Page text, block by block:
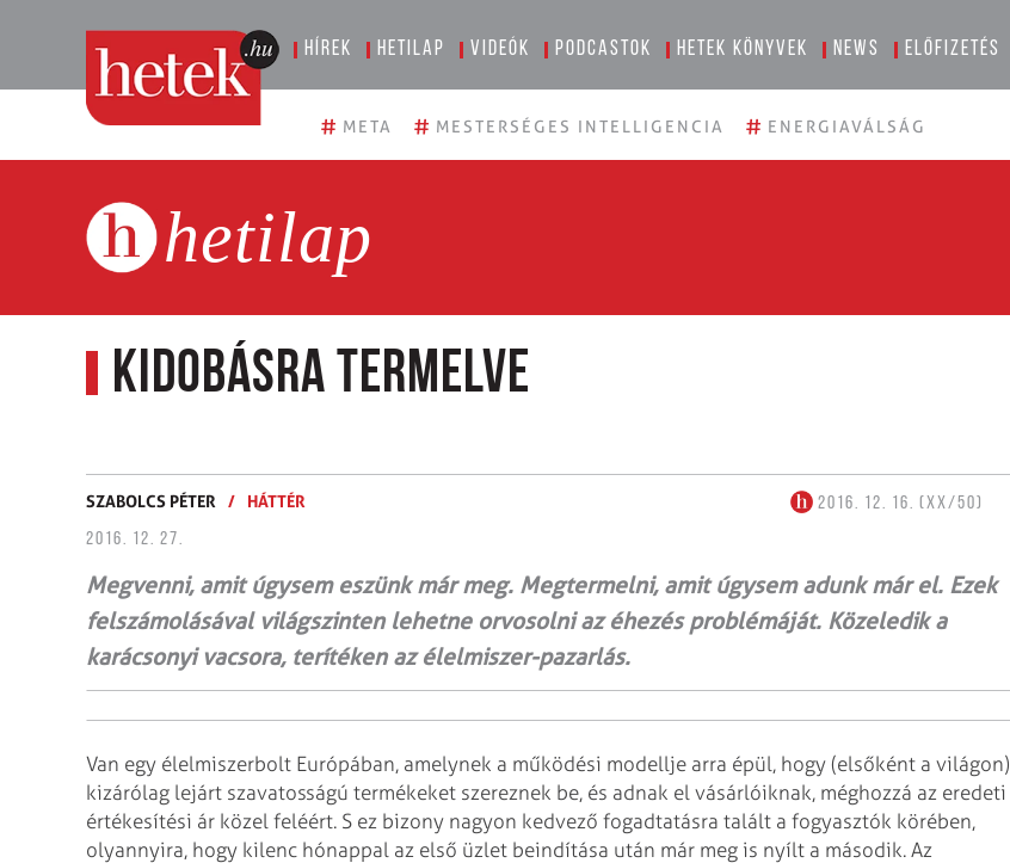
Hírek Hetilap Videók Podcastok Hetek könyvek News Előfizetés
# META # MESTERSÉGES INTELLIGENCIA # ENERGIAVÁLSÁG
hetilap
Kidobásra termelve
SZABOLCS PÉTER / HÁTTÉR
2016. 12. 16. (XX/50)
2016. 12. 27.
Megvenni, amit úgysem eszünk már meg. Megtermelni, amit úgysem adunk már el. Ezek
felszámolásával világszinten lehetne orvosolni az éhezés problémáját. Közeledik a
karácsonyi vacsora, terítéken az élelmiszer-pazarlás.
Van egy élelmiszerbolt Európában, amelynek a működési modellje arra épül, hogy (elsőként a világon)
kizárólag lejárt szavatosságú termékeket szereznek be, és adnak el vásárlóiknak, méghozzá az eredeti
értékesítési ár közel feléért. S ez bizony nagyon kedvező fogadtatásra talált a fogyasztók körében,
olyannyira, hogy kilenc hónappal az első üzlet beindítása után már meg is nyílt a második. Az